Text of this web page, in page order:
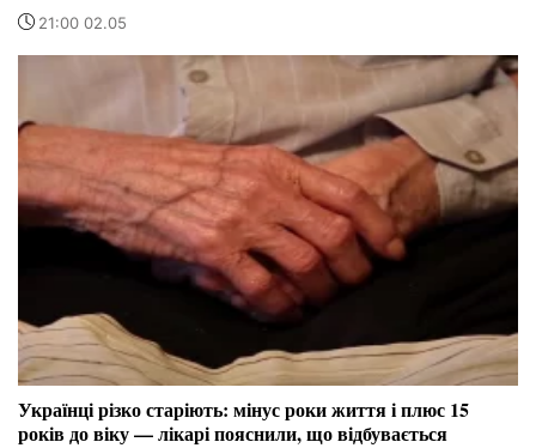
21:00 02.05
Українці різко старіють: мінус роки життя і плюс 15
років до віку — лікарі пояснили, що відбувається